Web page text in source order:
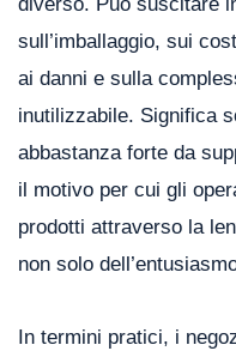
sull’imballaggio, sui
ai danni e sulla
inutilizzabile. Significa
abbastanza forte da
il motivo per cui gli
prodotti attraverso la
non solo
In termini pratici, i